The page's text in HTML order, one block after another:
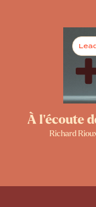
À l’écoute
Richard